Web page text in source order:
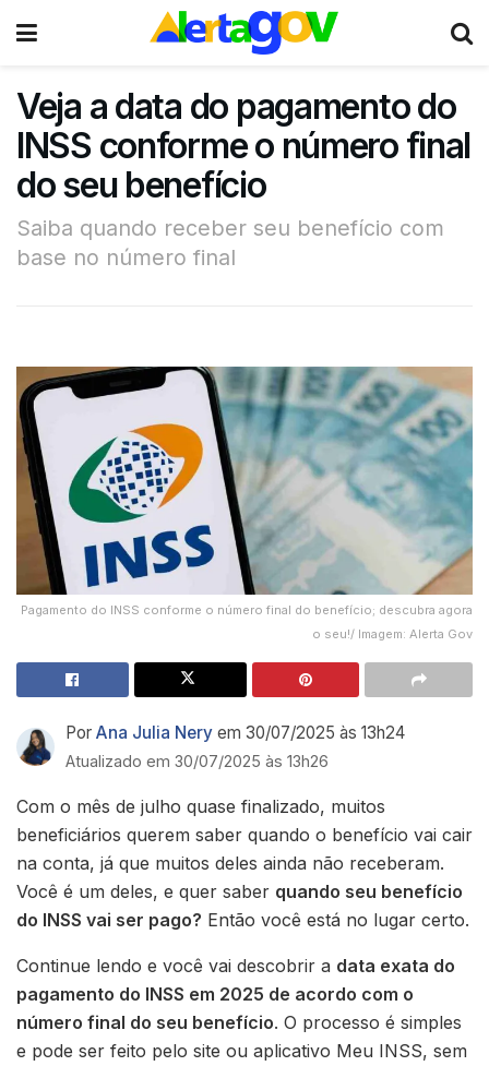
Veja a data do pagamento do
INSS conforme o número final
do seu benefício
Saiba quando receber seu benefício com
base no número final
Pagamento do INSS conforme o número final do benefício; descubra agora
o seu!/ Imagem: Alerta Gov
Por Ana Julia Nery em 30/07/2025 às 13h24
Atualizado em 30/07/2025 às 13h26
Com o mês de julho quase finalizado, muitos
beneficiários querem saber quando o benefício vai cair
na conta, já que muitos deles ainda não receberam.
Você é um deles, e quer saber quando seu benefício
do INSS vai ser pago? Então você está no lugar certo.
Continue lendo e você vai descobrir a data exata do
pagamento do INSS em 2025 de acordo com o
número final do seu benefício. O processo é simples
e pode ser feito pelo site ou aplicativo Meu INSS, sem